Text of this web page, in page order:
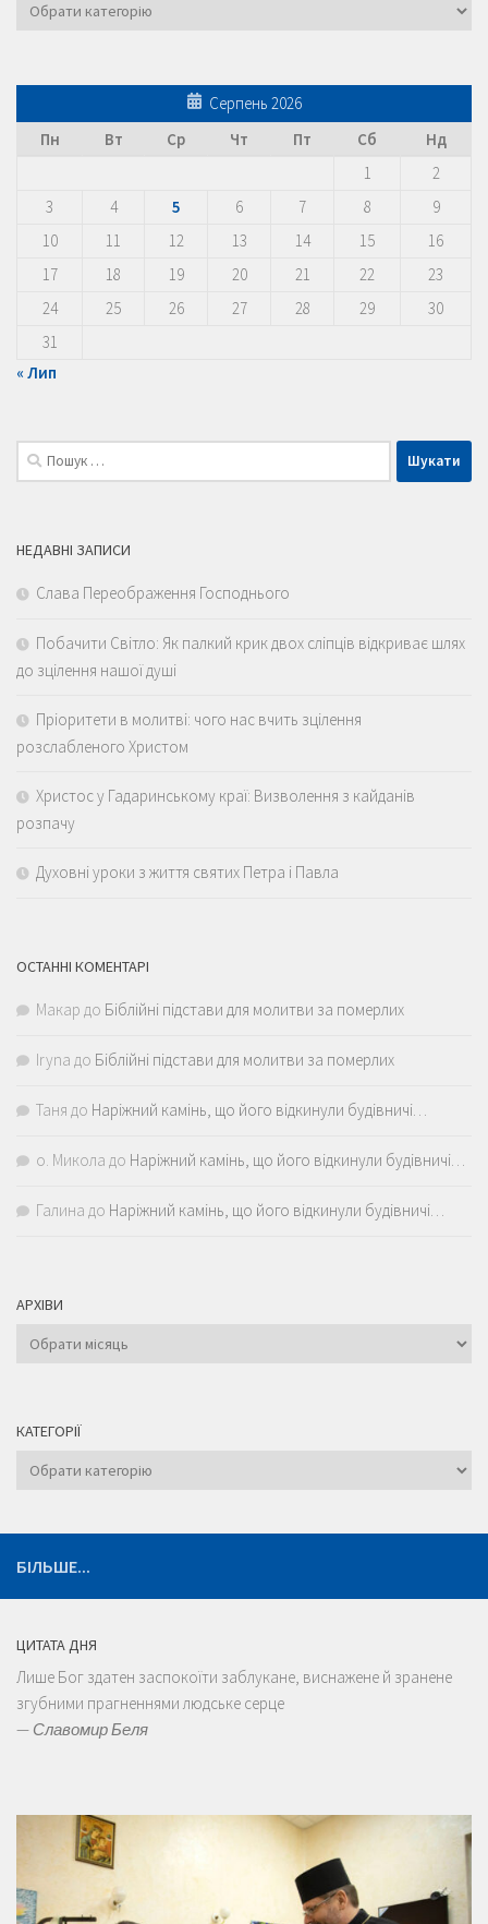
Серпень 2026
Пн
Вт Ср Чт Пт Сб
Нд
1
2
3
4 5 6 7 8
9
10
11 12 13 14 15
16
17
18 19 20 21 22
23
24
25 26 27 28 29
30
31
« Лип
Пошук:
НЕДАВНІ ЗАПИСИ
Слава Переображення Господнього
Побачити Світло: Як палкий крик двох сліпців відкриває шлях
до зцілення нашої душі
Пріоритети в молитві: чого нас вчить зцілення
розслабленого Христом
Христос у Гадаринському краї: Визволення з кайданів
розпачу
Духовні уроки з життя святих Петра і Павла
ОСТАННІ КОМЕНТАРІ
Макар до Біблійні підстави для молитви за померлих
Iryna до Біблійні підстави для молитви за померлих
Таня до Наріжний камінь, що його відкинули будівничі…
о. Микола до Наріжний камінь, що його відкинули будівничі…
Галина до Наріжний камінь, що його відкинули будівничі…
АРХІВИ
Архіви
КАТЕГОРІЇ
Категорії
БІЛЬШЕ...
ЦИТАТА ДНЯ
Лише Бог здатен заспокоїти заблукане, виснажене й зранене
згубними прагненнями людське серце
— Славомир Беля